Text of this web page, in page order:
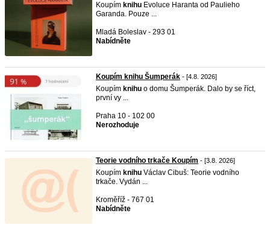
Koupím knihu Evoluce Haranta od Paulieho
Garanda. Pouze ...
Mladá Boleslav - 293 01
Nabídněte
Koupím knihu Šumperák - [4.8. 2026]
Koupím knihu o domu Šumperák. Dalo by se říct,
první vy ...
Praha 10 - 102 00
Nerozhoduje
Teorie vodního trkače Koupím - [3.8. 2026]
Koupím knihu Václav Cibuš: Teorie vodního
trkače. Vydán ...
Kroměříž - 767 01
Nabídněte